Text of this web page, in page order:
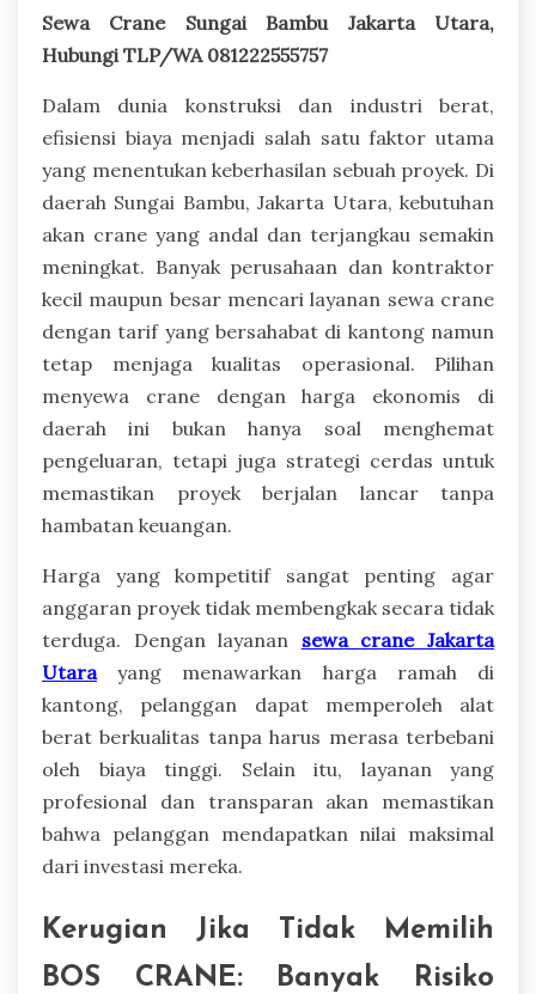
Sewa Crane Sungai Bambu Jakarta Utara,
Hubungi TLP/WA 081222555757
Dalam dunia konstruksi dan industri berat,
efisiensi biaya menjadi salah satu faktor utama
yang menentukan keberhasilan sebuah proyek. Di
daerah Sungai Bambu, Jakarta Utara, kebutuhan
akan crane yang andal dan terjangkau semakin
meningkat. Banyak perusahaan dan kontraktor
kecil maupun besar mencari layanan sewa crane
dengan tarif yang bersahabat di kantong namun
tetap menjaga kualitas operasional. Pilihan
menyewa crane dengan harga ekonomis di
daerah ini bukan hanya soal menghemat
pengeluaran, tetapi juga strategi cerdas untuk
memastikan proyek berjalan lancar tanpa
hambatan keuangan.
Harga yang kompetitif sangat penting agar
anggaran proyek tidak membengkak secara tidak
terduga. Dengan layanan sewa crane Jakarta
Utarayang menawarkan harga ramah di
kantong, pelanggan dapat memperoleh alat
berat berkualitas tanpa harus merasa terbebani
oleh biaya tinggi. Selain itu, layanan yang
profesional dan transparan akan memastikan
bahwa pelanggan mendapatkan nilai maksimal
dari investasi mereka.
Kerugian Jika Tidak Memilih
BOS CRANE: Banyak Risiko